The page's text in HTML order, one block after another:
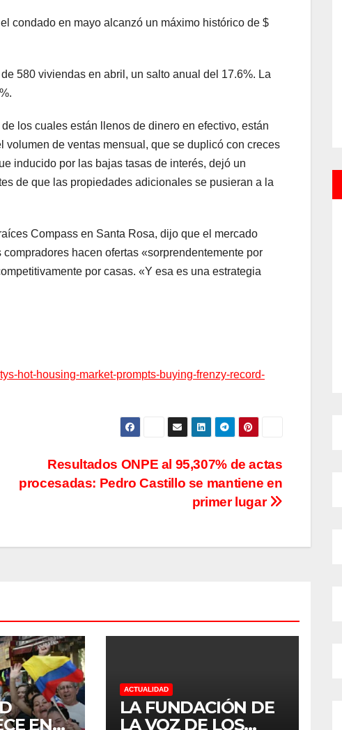
condado en mayo alcanzó un máximo histórico de $
580 viviendas en abril, un salto anual del 17.6%. La
los cuales están llenos de dinero en efectivo, están
de ventas mensual, que se duplicó con creces
inducido por las bajas tasas de interés, dejó un
de que las propiedades adicionales se pusieran a la
Compass en Santa Rosa, dijo que el mercado
hacen ofertas «sorprendentemente por
por casas. «Y esa es una estrategia
hot-housing-market-prompts-buying-frenzy-record-
Resultados ONPE al 95,307% de actas
procesadas: Pedro Castillo se mantiene en
primer lugar
EN
ACTUALIDAD
LA FUNDACIÓN DE
LA VOZ DE LOS